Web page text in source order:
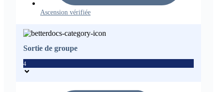
Ascension vérifiée
Sortie de groupe
4